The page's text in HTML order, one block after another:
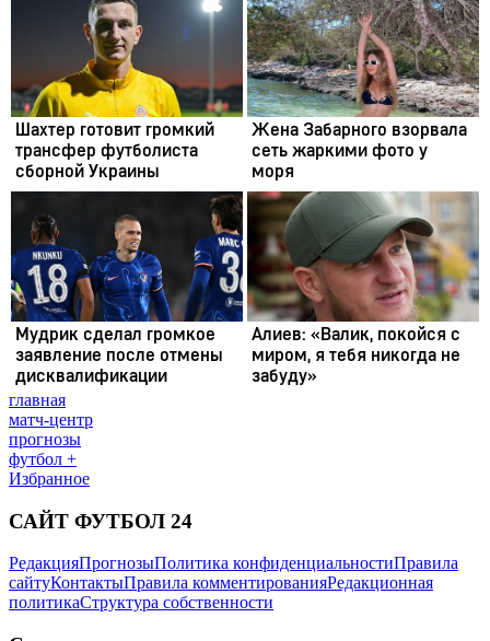
главная
матч-центр
прогнозы
футбол +
Избранное
САЙТ ФУТБОЛ 24
РедакцияПрогнозыПолитика конфиденциальностиПравила
сайтуКонтактыПравила комментированияРедакционная
политикаСтруктура собственности